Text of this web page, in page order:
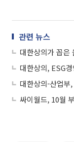
관련 뉴스
대한상의가 꼽은
대한상의, ESG
대한상의-산업부